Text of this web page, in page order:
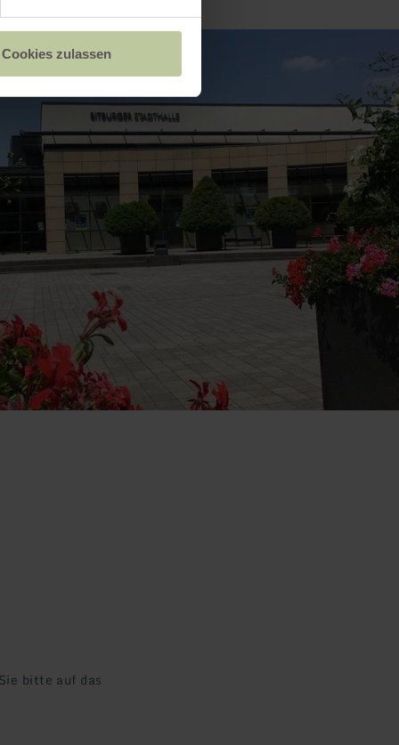
Cookies zulassen
bitte auf das